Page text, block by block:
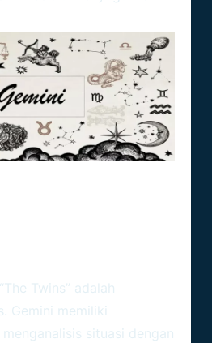
Twins” adalah
Gemini memiliki
situasi dengan